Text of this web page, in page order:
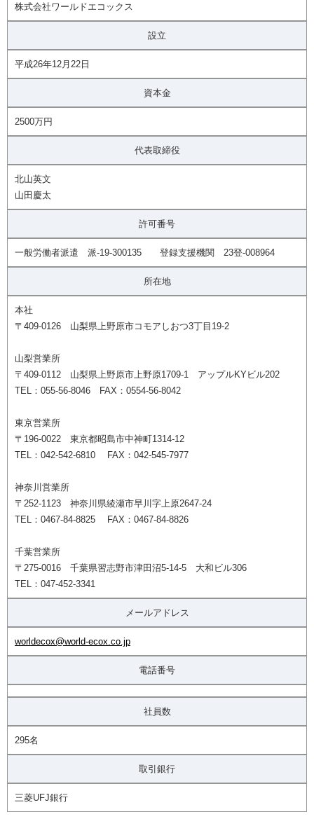
株式会社ワールドエコックス
設立
平成26年12月22日
資本金
2500万円
代表取締役
北山英文
山田慶太
許可番号
一般労働者派遣 派-19-300135 登録支援機関 23登-008964
所在地
本社
〒409-0126 山梨県上野原市コモアしおつ3丁目19-2
山梨営業所
〒409-0112 山梨県上野原市上野原1709-1 アップルKYビル202
TEL：055-56-8046 FAX：0554-56-8042
東京営業所
〒196-0022 東京都昭島市中神町1314-12
TEL：042-542-6810 FAX：042-545-7977
神奈川営業所
〒252-1123 神奈川県綾瀬市早川字上原2647-24
TEL：0467-84-8825 FAX：0467-84-8826
千葉営業所
〒275-0016 千葉県習志野市津田沼5-14-5 大和ビル306
TEL：047-452-3341
メールアドレス
worldecox@world-ecox.co.jp
電話番号
社員数
295名
取引銀行
三菱UFJ銀行